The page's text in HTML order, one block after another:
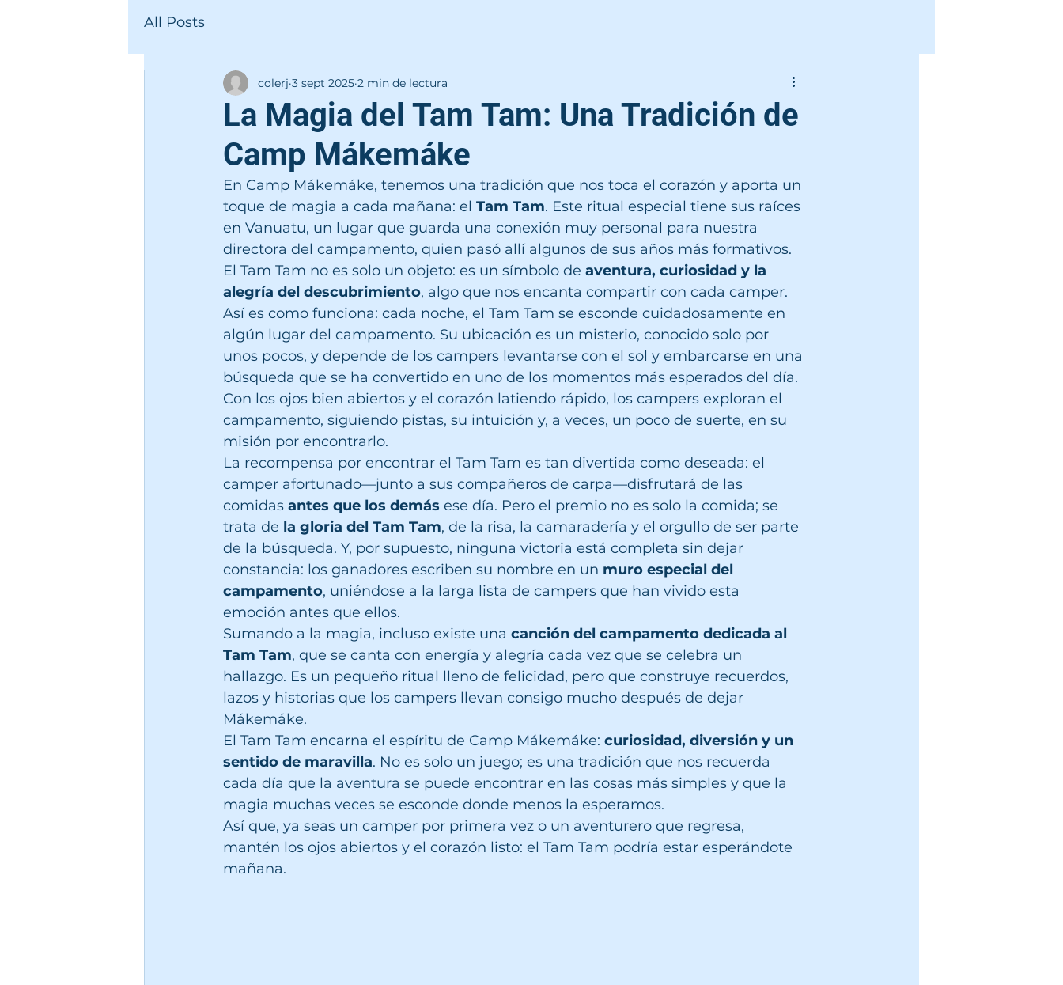
All Posts
La Magia del Tam Tam: Una Tradición de
Camp Mákemáke
colerj 3 sept 2025 2 min de lectura
En Camp Mákemáke, tenemos una tradición que nos toca el corazón y aporta un
toque de magia a cada mañana: el Tam Tam. Este ritual especial tiene sus raíces
en Vanuatu, un lugar que guarda una conexión muy personal para nuestra
directora del campamento, quien pasó allí algunos de sus años más formativos.
El Tam Tam no es solo un objeto: es un símbolo de aventura, curiosidad y la
alegría del descubrimiento, algo que nos encanta compartir con cada camper.
Así es como funciona: cada noche, el Tam Tam se esconde cuidadosamente en
algún lugar del campamento. Su ubicación es un misterio, conocido solo por
unos pocos, y depende de los campers levantarse con el sol y embarcarse en una
búsqueda que se ha convertido en uno de los momentos más esperados del día.
Con los ojos bien abiertos y el corazón latiendo rápido, los campers exploran el
campamento, siguiendo pistas, su intuición y, a veces, un poco de suerte, en su
misión por encontrarlo.
La recompensa por encontrar el Tam Tam es tan divertida como deseada: el
camper afortunado—junto a sus compañeros de carpa—disfrutará de las
comidas antes que los demás ese día. Pero el premio no es solo la comida; se
trata de la gloria del Tam Tam, de la risa, la camaradería y el orgullo de ser parte
de la búsqueda. Y, por supuesto, ninguna victoria está completa sin dejar
constancia: los ganadores escriben su nombre en un muro especial del
campamento, uniéndose a la larga lista de campers que han vivido esta
emoción antes que ellos.
Sumando a la magia, incluso existe una canción del campamento dedicada al
Tam Tam, que se canta con energía y alegría cada vez que se celebra un
hallazgo. Es un pequeño ritual lleno de felicidad, pero que construye recuerdos,
lazos y historias que los campers llevan consigo mucho después de dejar
Mákemáke.
El Tam Tam encarna el espíritu de Camp Mákemáke: curiosidad, diversión y un
sentido de maravilla. No es solo un juego; es una tradición que nos recuerda
cada día que la aventura se puede encontrar en las cosas más simples y que la
magia muchas veces se esconde donde menos la esperamos.
Así que, ya seas un camper por primera vez o un aventurero que regresa,
mantén los ojos abiertos y el corazón listo: el Tam Tam podría estar esperándote
mañana.